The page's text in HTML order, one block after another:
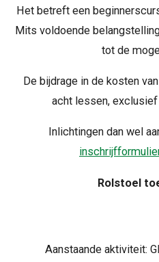
Het betreft een
Mits voldoende
tot de
De bijdrage in de kosten
acht lessen,
Inlichtingen dan wel
Rolstoel
Aanstaande aktiviteit: